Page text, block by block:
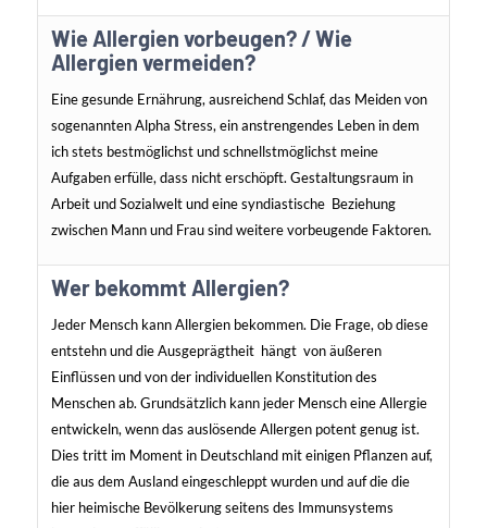
Wie Allergien vorbeugen? / Wie
Allergien vermeiden?
Eine gesunde Ernährung, ausreichend Schlaf, das Meiden von
sogenannten Alpha Stress, ein anstrengendes Leben in dem
ich stets bestmöglichst und schnellstmöglichst meine
Aufgaben erfülle, dass nicht erschöpft. Gestaltungsraum in
Arbeit und Sozialwelt und eine syndiastische Beziehung
zwischen Mann und Frau sind weitere vorbeugende Faktoren.
Wer bekommt Allergien?
Jeder Mensch kann Allergien bekommen. Die Frage, ob diese
entstehn und die Ausgeprägtheit hängt von äußeren
Einflüssen und von der individuellen Konstitution des
Menschen ab. Grundsätzlich kann jeder Mensch eine Allergie
entwickeln, wenn das auslösende Allergen potent genug ist.
Dies tritt im Moment in Deutschland mit einigen Pflanzen auf,
die aus dem Ausland eingeschleppt wurden undauf die die
hier heimische Bevölkerung seitens des Immunsystems